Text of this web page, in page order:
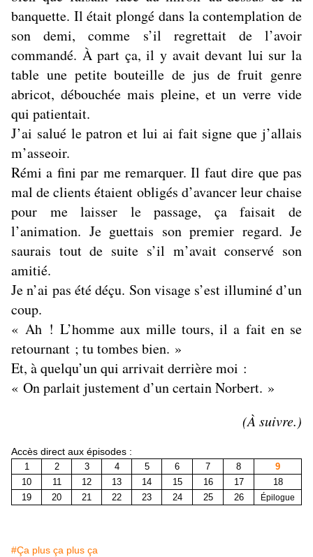
banquette. Il était plongé dans la contemplation de
son demi, comme s’il regrettait de l’avoir
commandé. À part ça, il y avait devant lui sur la
table une petite bouteille de jus de fruit genre
abricot, débouchée mais pleine, et un verre vide
qui patientait.
J’ai salué le patron et lui ai fait signe que j’allais
m’asseoir.
Rémi a fini par me remarquer. Il faut dire que pas
mal de clients étaient obligés d’avancer leur chaise
pour me laisser le passage, ça faisait de
l’animation. Je guettais son premier regard. Je
saurais tout de suite s’il m’avait conservé son
amitié.
Je n’ai pas été déçu. Son visage s’est illuminé d’un
coup.
« Ah ! L’homme aux mille tours, il a fait en se
retournant ; tu tombes bien. »
Et, à quelqu’un qui arrivait derrière moi :
« On parlait justement d’un certain Norbert. »
(À suivre.)
Accès direct aux épisodes :
1 2 3 4 5 6 7 8
9
10
11 12 13 14 15 16 17
18
19
20 21 22 23 24 25 26 Épilogue
#Ça plus ça plus ça